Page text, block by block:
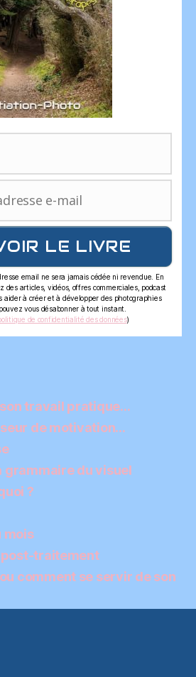
LE LIVRE
email ne sera jamais cédée ni revendue. En
des articles, vidéos, offres commerciales, podcast
aider à créer et à développer des photographies
vous désabonner à tout instant.
de confidentialité des données)
travail pratique…
de motivation…
grammaire du visuel
?
mois
post-traitement
comment se servir de son